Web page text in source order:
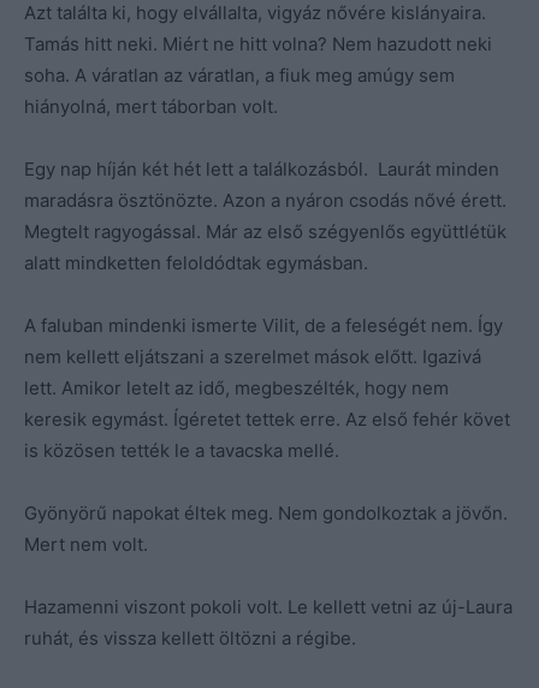
Azt találta ki, hogy elvállalta, vigyáz nővére kislányaira.
Tamás hitt neki. Miért ne hitt volna? Nem hazudott neki
soha. A váratlan az váratlan, a fiuk meg amúgy sem
hiányolná, mert táborban volt.
Egy nap híján két hét lett a találkozásból. Laurát minden
maradásra ösztönözte. Azon a nyáron csodás nővé érett.
Megtelt ragyogással. Már az első szégyenlős együttlétük
alatt mindketten feloldódtak egymásban.
A faluban mindenki ismerte Vilit, de a feleségét nem. Így
nem kellett eljátszani a szerelmet mások előtt. Igazivá
lett. Amikor letelt az idő, megbeszélték, hogy nem
keresik egymást. Ígéretet tettek erre. Az első fehér követ
is közösen tették le a tavacska mellé.
Gyönyörű napokat éltek meg. Nem gondolkoztak a jövőn.
Mert nem volt.
Hazamenni viszont pokoli volt. Le kellett vetni az új-Laura
ruhát, és vissza kellett öltözni a régibe.